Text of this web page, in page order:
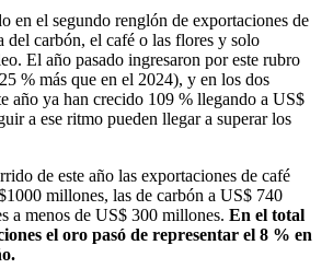
en el segundo renglón de exportaciones de
del carbón, el café o las flores y solo
El año pasado ingresaron por este rubro
% más que en el 2024), y en los dos
año ya han crecido 109 % llegando a US$
a ese ritmo pueden llegar a superar los
de este año las exportaciones de café
millones, las de carbón a US$ 740
a menos de US$ 300 millones. En el total
el oro pasó de representar el 8 % en